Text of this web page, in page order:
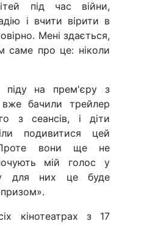
під час війни,
і вчити вірити в
Мені здається,
саме про це: ніколи
піду на прем'єру з
бачили трейлер
з сеансів, і діти
подивитися цей
Проте вони ще не
мій голос у
для них це буде
кінотеатрах з 17